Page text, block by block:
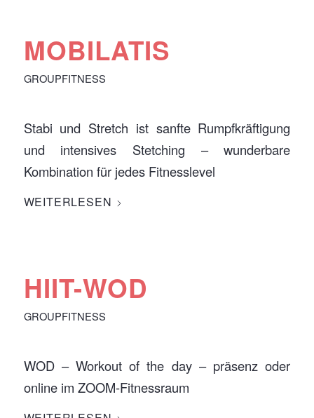
MOBILATIS
GROUPFITNESS
Stabi und Stretch ist sanfte Rumpfkräftigung
und intensives Stetching – wunderbare
Kombination für jedes Fitnesslevel
WEITERLESEN
HIIT-WOD
GROUPFITNESS
WOD – Workout of the day – präsenz oder
online im ZOOM-Fitnessraum